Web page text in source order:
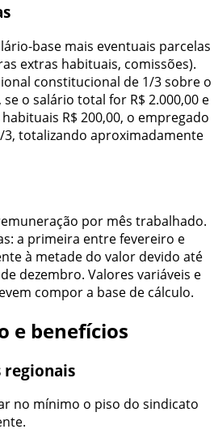
base mais eventuais parcelas
extras habituais, comissões).
constitucional de 1/3 sobre o
o salário total for R$ 2.000,00 e
R$ 200,00, o empregado
3, totalizando aproximadamente
por mês trabalhado.
a primeira entre fevereiro e
à metade do valor devido até
dezembro. Valores variáveis e
compor a base de cálculo.
e benefícios
regionais
no mínimo o piso do sindicato